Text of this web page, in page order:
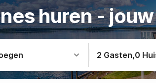
huren -
2 Gasten,0